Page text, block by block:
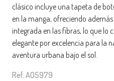
clásico incluye una tapeta de
en la manga, ofreciendo
integrada en las fibras, lo que lo
elegante por excelencia para la
aventura urbana bajo el sol.
Ref. A05979